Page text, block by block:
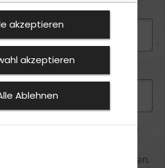
zur Kenntnis
ihnen einverstanden.
kann ich jederzeit widerrufen.
akzeptieren
akzeptieren
Ablehnen